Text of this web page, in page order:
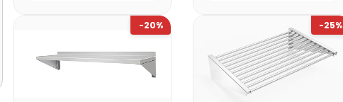
Cargando…
872,17 €
Cargando…
Precio final (+21%)
799,81 €
-20% -25%